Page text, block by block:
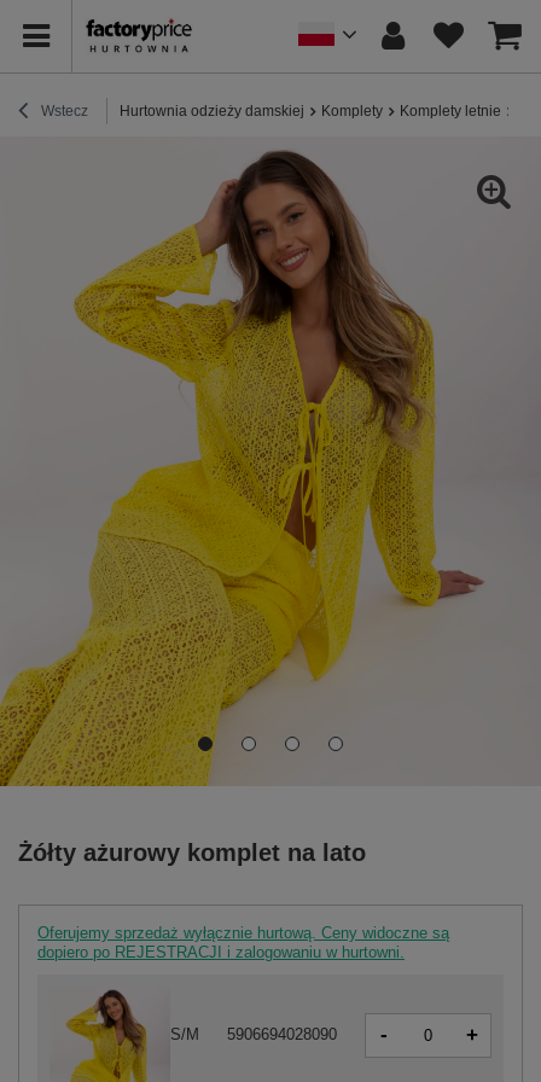
Wstecz Hurtownia odzieży damskiej Komplety Komplety letnie
Żółty ażurowy komplet na lato
Oferujemy sprzedaż wyłącznie hurtową. Ceny widoczne są
dopiero po REJESTRACJI i zalogowaniu w hurtowni.
S/M 5906694028090 - +